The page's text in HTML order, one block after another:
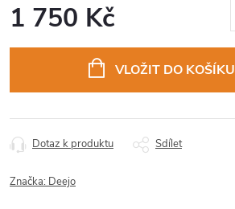
1 750 Kč
VLOŽIT DO KOŠÍKU
Dotaz k produktu Sdílet
Značka: Deejo